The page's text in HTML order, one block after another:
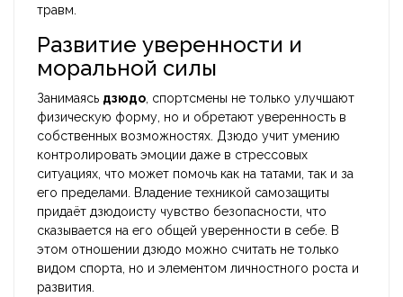
травм.
Развитие уверенности и
моральной силы
Занимаясь дзюдо , спортсмены не только улучшают
физическую форму, но и обретают уверенность в
собственных возможностях. Дзюдо учит умению
контролировать эмоции даже в стрессовых
ситуациях, что может помочь как на татами, так и за
его пределами. Владение техникой самозащиты
придаёт дзюдоисту чувство безопасности, что
сказывается на его общей уверенности в себе. В
этом отношении дзюдо можно считать не только
видом спорта, но и элементом личностного роста и
развития.